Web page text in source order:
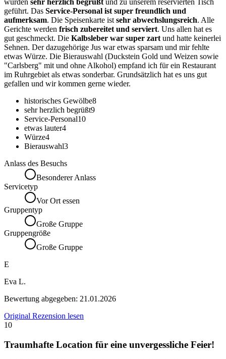
geführt. Das Service-Personal ist super freundlich und
aufmerksam. Die Speisenkarte ist sehr abwechslungsreich. Alle
Gerichte werden frisch zubereitet und serviert. Uns allen hat es
gut geschmeckt. Die Kalbsleber war super zart und hatte keinerlei
Sehnen. Der dazugehörige Jus war etwas sparsam und mir fehlte
etwas Würze. Die Bierauswahl (Duckstein Gold und Weizen sowie
"Carlsberg" mit und ohne Alkohol) empfand ich für ein Restaurant
im Ruhrgebiet als etwas sonderbar. Grundsätzlich hat es uns gut
gefallen und wir kommen gerne wieder.
historisches Gewölbe8
sehr herzlich begrüßt9
Service-Personal10
etwas lauter4
Würze4
Bierauswahl3
Anlass des Besuchs
Besonderer Anlass
Servicetyp
Vor Ort essen
Gruppentyp
Große Gruppe
Gruppengröße
Große Gruppe
E
Eva L.
Bewertung abgegeben: 21.01.2026
Original Rezension lesen
10
Traumhafte Location für eine unvergessliche Feier!